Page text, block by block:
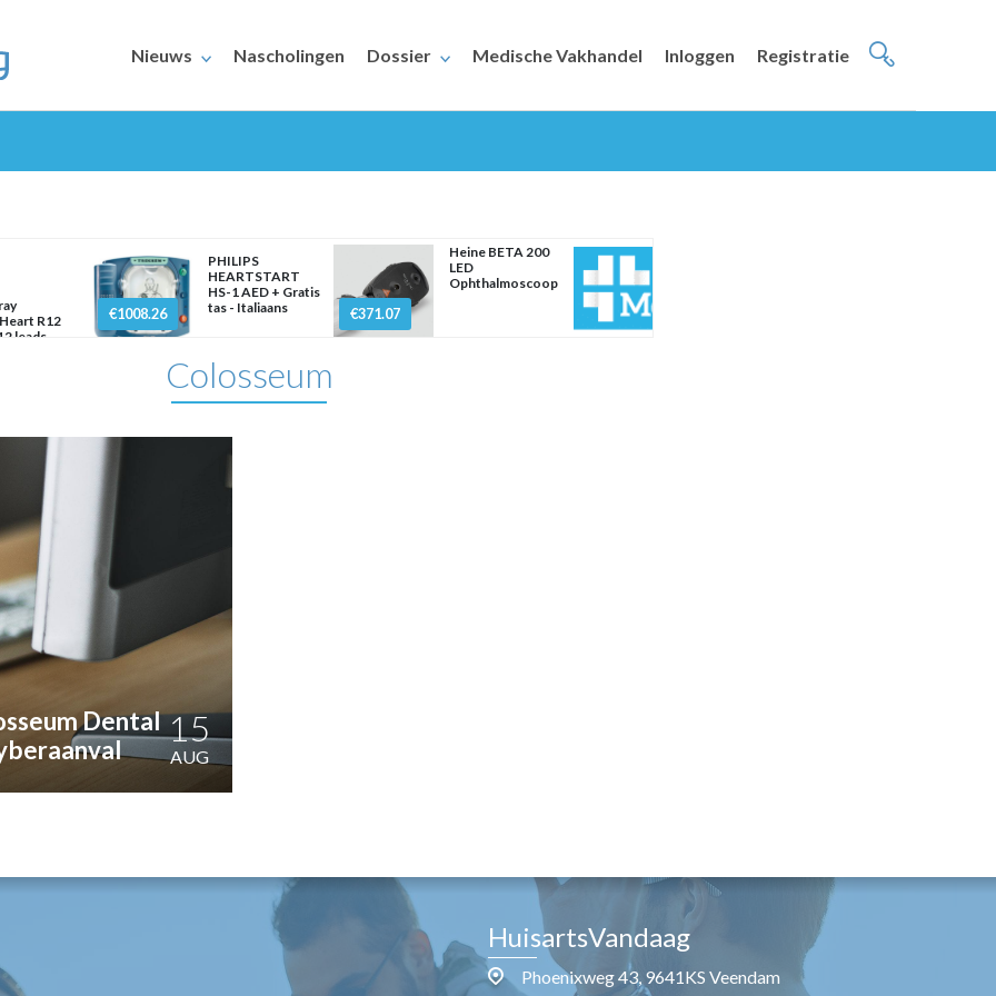
Nieuws Nascholingen Dossier Medische Vakhandel Inloggen Registratie
R12
leads
€1008.26
PHILIPS
HEARTSTART
HS-1 AED + Gratis
tas - Italiaans
€371.07
Heine BETA 200
LED
Ophthalmoscoop
Colosseum
Dental 15
AUG
HuisartsVandaag
Phoenixweg 43, 9641KS Veendam